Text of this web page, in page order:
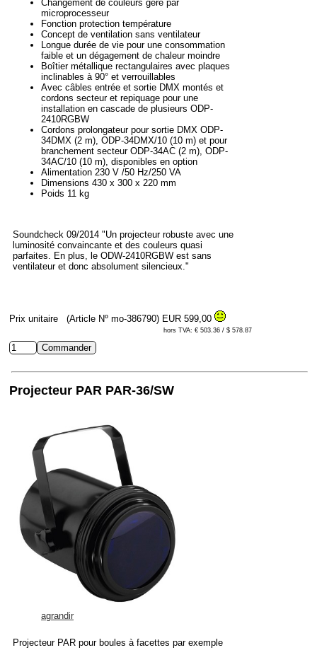
Changement de couleurs géré par
microprocesseur
Fonction protection température
Concept de ventilation sans ventilateur
Longue durée de vie pour une consommation
faible et un dégagement de chaleur moindre
Boîtier métallique rectangulaires avec plaques
inclinables à 90° et verrouillables
Avec câbles entrée et sortie DMX montés et
cordons secteur et repiquage pour une
installation en cascade de plusieurs ODP-
2410RGBW
Cordons prolongateur pour sortie DMX ODP-
34DMX (2 m), ODP-34DMX/10 (10 m) et pour
branchement secteur ODP-34AC (2 m), ODP-
34AC/10 (10 m), disponibles en option
Alimentation 230 V /50 Hz/250 VA
Dimensions 430 x 300 x 220 mm
Poids 11 kg
Soundcheck 09/2014 "Un projecteur robuste avec une
luminosité convaincante et des couleurs quasi
parfaites. En plus, le ODW-2410RGBW est sans
ventilateur et donc absolument silencieux."
Prix unitaire (Article Nº mo-386790) EUR 599,00
hors TVA: € 503.36 / $ 578.87
Projecteur PAR PAR-36/SW
agrandir
Projecteur PAR pour boules à facettes par exemple